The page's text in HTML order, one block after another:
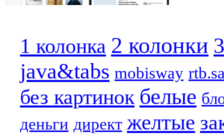
1 колонка 2 колонки
java&tabs mobisway
без картинок белые
деньги директ желтые